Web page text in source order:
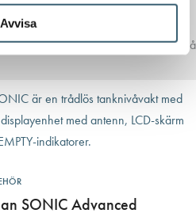
Avvisa
passar bra ihop med det du tittar på
SONIC Advanced